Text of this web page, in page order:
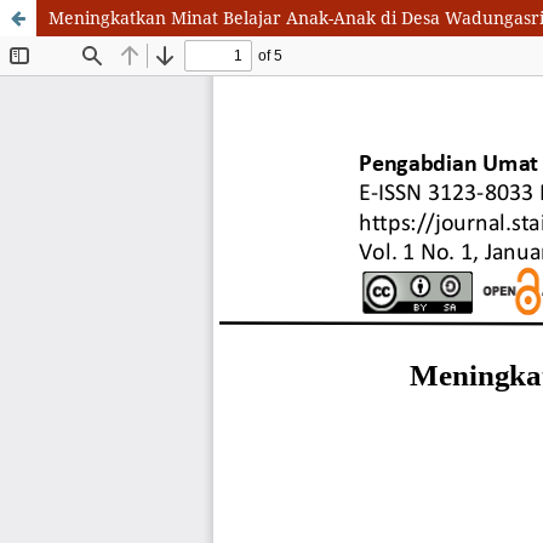
Meningkatkan Minat Belajar Anak-Anak di Desa Wadungasri